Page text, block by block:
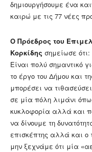
δημιουργήσουμε ένα
καιρώ με τις 77 νέες
Ο Πρόεδρος του
Κορκίδης σημείωσε
Είναι πολύ σημαντικό
το έργο του Δήμου και
μπορέσει να
σε μία πόλη λιμάνι
κυκλοφορία αλλά και
να δίνουμε τη
επισκέπτης αλλά και ο
μην ξεχνάμε ότι μία